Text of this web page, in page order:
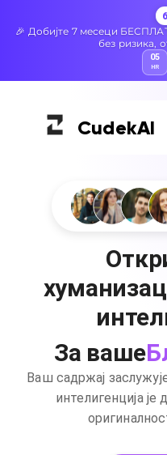
🎉 Добијте 7 месеци
без ризика,
05
HR
CudekAI
За ваше
Ваш садржај
интелигенција је